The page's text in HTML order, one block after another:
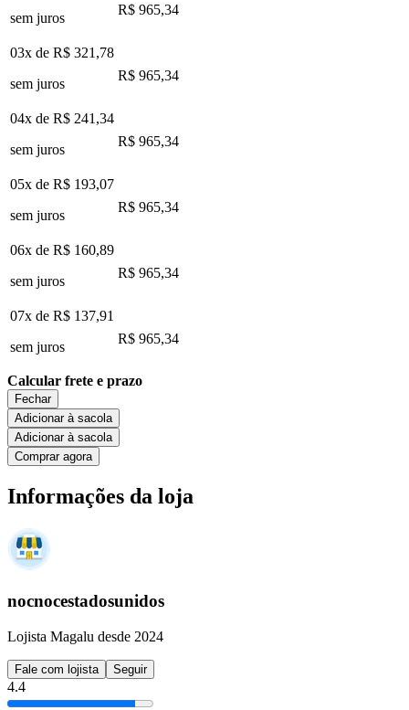
sem juros
R$ 965,34
03x de R$ 321,78
sem juros
R$ 965,34
04x de R$ 241,34
sem juros
R$ 965,34
05x de R$ 193,07
sem juros
R$ 965,34
06x de R$ 160,89
sem juros
R$ 965,34
07x de R$ 137,91
sem juros
R$ 965,34
Calcular frete e prazo
Fechar
Adicionar à sacola
Adicionar à sacola
Comprar agora
Informações da loja
nocnocestadosunidos
Lojista Magalu desde 2024
Fale com lojista Seguir
4.4